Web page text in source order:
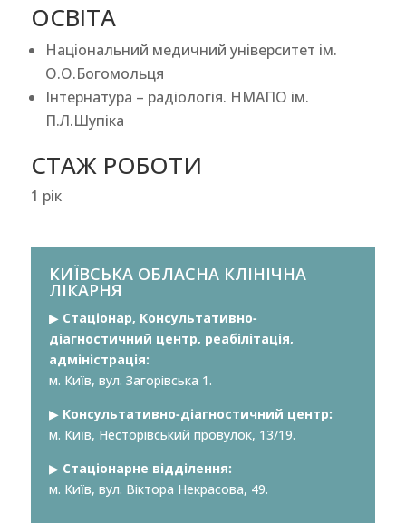
ОСВІТА
Національний медичний університет ім.
О.О.Богомольця
Інтернатура – радіологія. НМАПО ім.
П.Л.Шупіка
СТАЖ РОБОТИ
1 рік
КИЇВСЬКА ОБЛАСНА КЛІНІЧНА
ЛІКАРНЯ
▶︎Стаціонар, Консультативно-
діагностичний центр, реабілітація,
адміністрація:
м. Київ, вул. Загорівська 1.
▶︎ Консультативно-діагностичний центр:
м. Київ, Несторівський провулок, 13/19.
▶︎ Стаціонарне відділення:
м. Київ, вул. Віктора Некрасова, 49.